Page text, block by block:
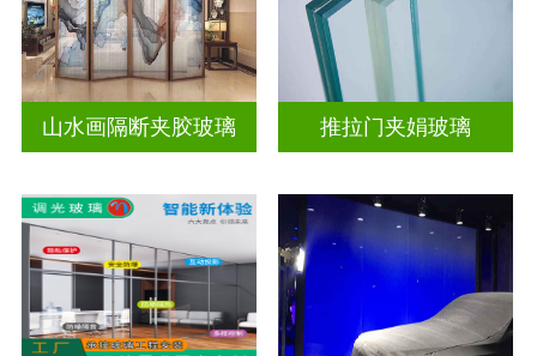
山水画隔断夹胶玻璃 推拉门夹娟玻璃